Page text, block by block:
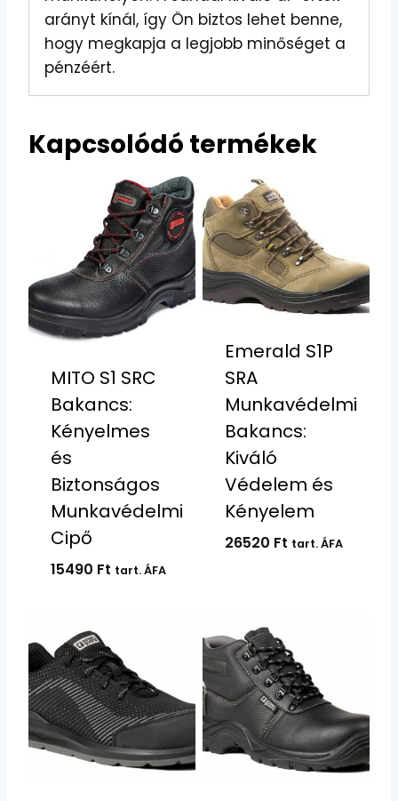
arányt kínál, így Ön biztos lehet benne,
hogy megkapja a legjobb minőséget a
pénzéért.
Kapcsolódó termékek
MITO S1 SRC
Bakancs:
Kényelmes
és
Biztonságos
Munkavédelmi
Cipő
15490 Ft tart. ÁFA
Emerald S1P
SRA
Munkavédelmi
Bakancs:
Kiváló
Védelem és
Kényelem
26520 Ft tart. ÁFA